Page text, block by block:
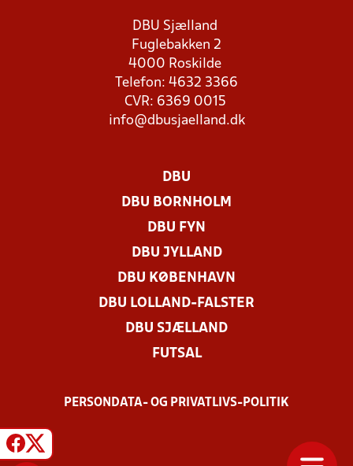
DBU Sjælland
Fuglebakken 2
4000 Roskilde
Telefon: 4632 3366
CVR: 6369 0015
info@dbusjaelland.dk
DBU
DBU BORNHOLM
DBU FYN
DBU JYLLAND
DBU KØBENHAVN
DBU LOLLAND-FALSTER
DBU SJÆLLAND
FUTSAL
PERSONDATA- OG PRIVATLIVS-POLITIK